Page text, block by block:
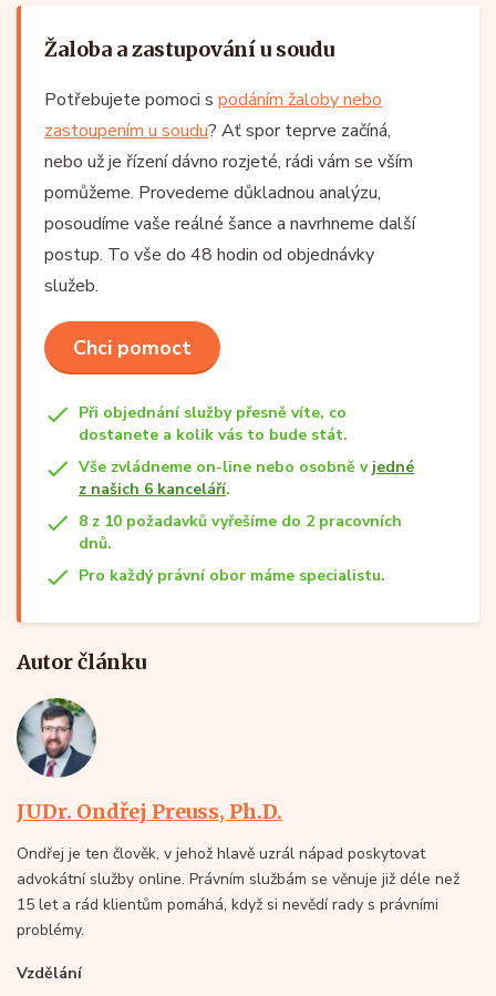
Žaloba a zastupování u soudu
Potřebujete pomoci s podáním žaloby nebo
zastoupením u soudu? Ať spor teprve začíná,
nebo už je řízení dávno rozjeté, rádi vám se vším
pomůžeme. Provedeme důkladnou analýzu,
posoudíme vaše reálné šance a navrhneme další
postup. To vše do 48 hodin od objednávky
služeb.
Chci pomoct
Při objednání služby přesně víte, co
dostanete a kolik vás to bude stát.
Vše zvládneme on-line nebo osobně v jedné
z našich 6 kanceláří.
8 z 10 požadavků vyřešíme do 2 pracovních
dnů.
Pro každý právní obor máme specialistu.
Autor článku
JUDr. Ondřej Preuss, Ph.D.
Ondřej je ten člověk, v jehož hlavě uzrál nápad poskytovat
advokátní služby online. Právním službám se věnuje již déle než
15 let a rád klientům pomáhá, když si nevědí rady s právními
problémy.
Vzdělání